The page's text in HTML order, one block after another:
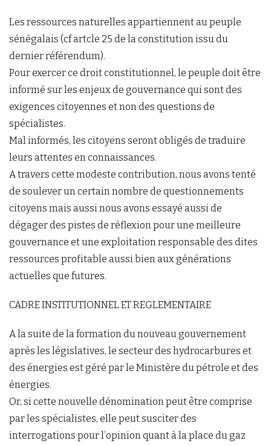
Les ressources naturelles appartiennent au peuple
sénégalais (cf artcle 25 de la constitution issu du
dernier référendum).
Pour exercer ce droit constitutionnel, le peuple doit être
informé sur les enjeux de gouvernance qui sont des
exigences citoyennes et non des questions de
spécialistes.
Mal informés, les citoyens seront obligés de traduire
leurs attentes en connaissances.
A travers cette modeste contribution, nous avons tenté
de soulever un certain nombre de questionnements
citoyens mais aussi nous avons essayé aussi de
dégager des pistes de réflexion pour une meilleure
gouvernance et une exploitation responsable des dites
ressources profitable aussi bien aux générations
actuelles que futures.
CADRE INSTITUTIONNEL ET REGLEMENTAIRE
A la suite de la formation du nouveau gouvernement
après les législatives, le secteur des hydrocarbures et
des énergies est géré par le Ministère du pétrole et des
énergies.
Or, si cette nouvelle dénomination peut être comprise
par les spécialistes, elle peut susciter des
interrogations pour l’opinion quant à la place du gaz